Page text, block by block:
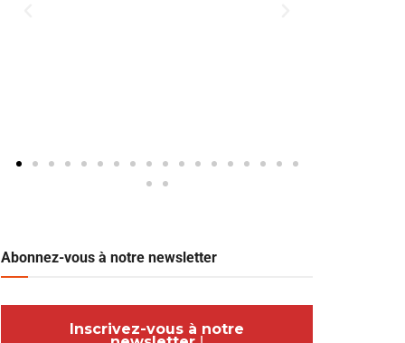
Abonnez-vous à notre newsletter
Inscrivez-vous à notre